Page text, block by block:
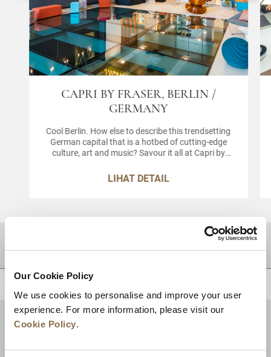
Our Cookie Policy
We use cookies to personalise and improve your user
experience. For more information, please visit our
Cookie Policy.
CAPRI BY FRASER, BERLIN /
GERMANY
Cool Berlin. How else to describe this trendsetting
German capital that is a hotbed of cutting-edge
culture, art and music? Savour it all at Capri by
apartments in Berlin that are not just a place to
stay, but your way of life.
LIHAT DETAIL